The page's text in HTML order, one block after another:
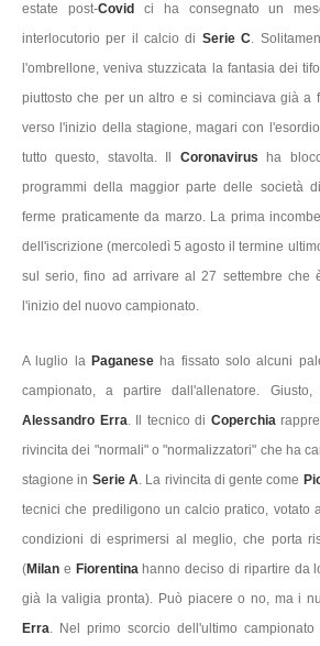
estate post-Covid ci ha consegnato un
interlocutorio per il calcio di Serie C.
l'ombrellone, veniva stuzzicata la fantasia dei
piuttosto che per un altro e si cominciava già a
verso l'inizio della stagione, magari con
tutto questo, stavolta. Il Coronavirus
ha
programmi della maggior parte delle società
ferme praticamente da marzo. La prima
dell'iscrizione (mercoledì 5 agosto il termine
sul serio, fino ad arrivare al 27 settembre che
l'inizio del nuovo campionato.
A luglio la Paganese ha fissato solo alcuni
campionato, a partire dall'allenatore.
Alessandro Erra. Il tecnico di Coperchia
rivincita dei "normali" o "normalizzatori" che ha
stagione in Serie A. La rivincita di gente come
tecnici che prediligono un calcio pratico, votato
condizioni di esprimersi al meglio, che porta
(Milan e Fiorentina hanno deciso di ripartire da
già la valigia pronta). Può piacere o no, ma i
Erra. Nel primo scorcio dell'ultimo